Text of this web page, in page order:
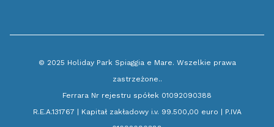
© 2025 Holiday Park Spiaggia e Mare. Wszelkie prawa
zastrzeżone..
Ferrara Nr rejestru spółek 01092090388
R.E.A.131767 | Kapitał zakładowy i.v. 99.500,00 euro | P.IVA